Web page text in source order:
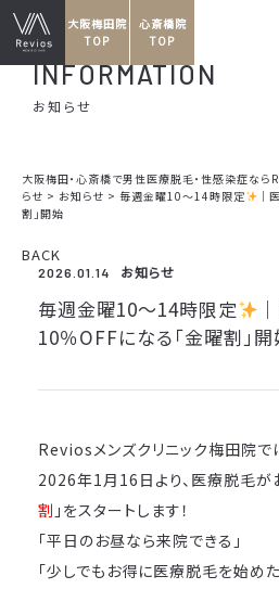
大阪梅田院
TOP
心斎橋院
TOP
INFORMATION
お知らせ
大阪梅田・心斎橋で男性医療脱毛・性感染症なら
らせ > お知らせ > 毎週金曜10〜14時限定
｜
割」開始
BACK
2026.01.14 お知らせ
毎週金曜10〜14時限定
10％OFFになる「金曜割」開
Reviosメンズクリニック梅田院で
2026年1月16日より、医療脱毛が
割 」をスタートします！
「平日のお昼なら来院できる」
「少しでもお得に医療脱毛を始めた